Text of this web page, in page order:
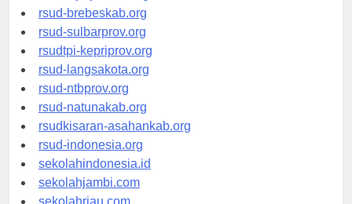
rsudkoja-jakarta.org
rsud-brebeskab.org
rsud-sulbarprov.org
rsudtpi-kepriprov.org
rsud-langsakota.org
rsud-ntbprov.org
rsud-natunakab.org
rsudkisaran-asahankab.org
rsud-indonesia.org
sekolahindonesia.id
sekolahjambi.com